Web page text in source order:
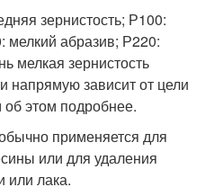
зернистость; Р100:
мелкий абразив; Р220:
мелкая зернистость
напрямую зависит от цели
этом подробнее.
применяется для
или для удаления
или лака.